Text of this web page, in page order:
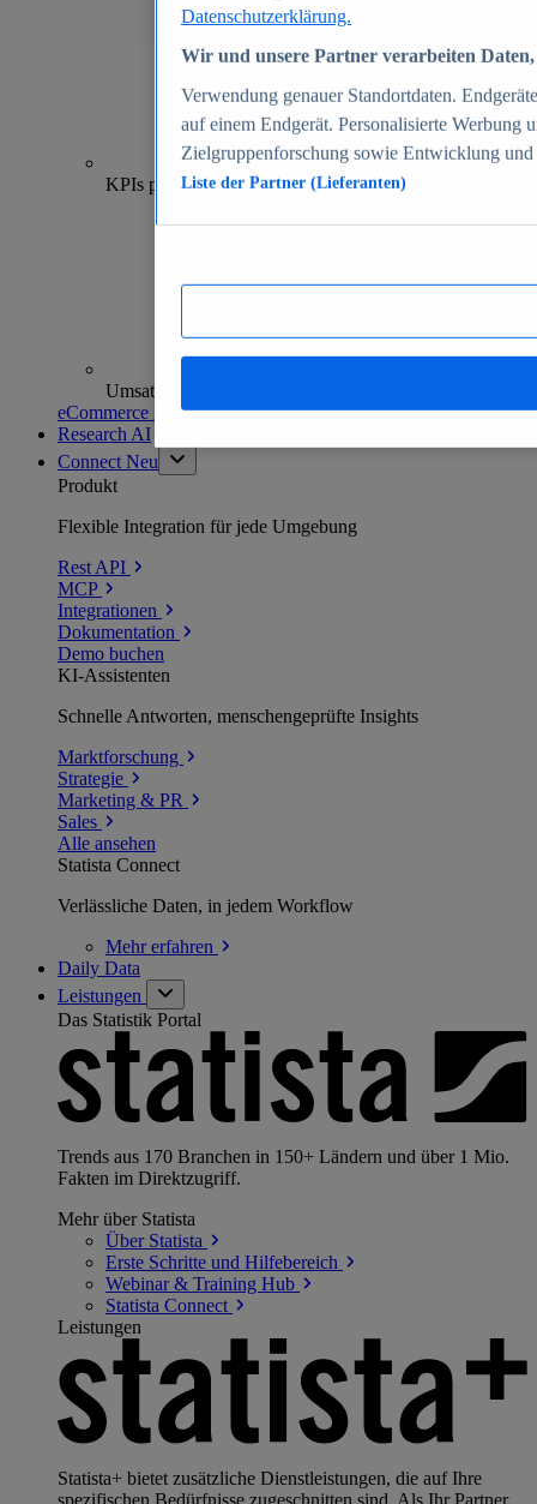
70+
KPIs pro Shop
Umsatzanalysen und -prognosen
eCommerce Insights entdecken
Research AI
Connect Neu
Produkt
Flexible Integration für jede Umgebung
Rest API
MCP
Integrationen
Dokumentation
Demo buchen
KI-Assistenten
Schnelle Antworten, menschengeprüfte Insights
Marktforschung
Strategie
Marketing & PR
Sales
Alle ansehen
Statista Connect
Verlässliche Daten, in jedem Workflow
Mehrerfahren
Daily Data
Leistungen
Das Statistik Portal
Trends aus 170 Branchen in 150+ Ländern und über 1 Mio.
Fakten im Direktzugriff.
Mehr über Statista
Über Statista
Erste Schritte und Hilfebereich
Webinar & Training Hub
Statista Connect
Leistungen
Statista+ bietet zusätzliche Dienstleistungen, die auf Ihre
spezifischen Bedürfnisse zugeschnitten sind. Als Ihr Partner
Datenschutzerklärung.
Wir und unsere Partner verarbeiten
Verwendung genauer Standortdaten.
auf einem Endgerät. Personalisierte Werbung
Zielgruppenforschung sowie Entwicklung
Liste der Partner (Lieferanten)